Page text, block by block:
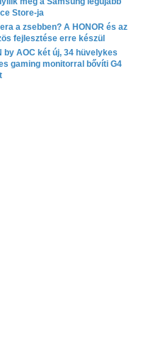
Store-ja
a zsebben? A HONOR és az
fejlesztése erre készül
by AOC két új, 34 hüvelykes
gaming monitorral bővíti G4